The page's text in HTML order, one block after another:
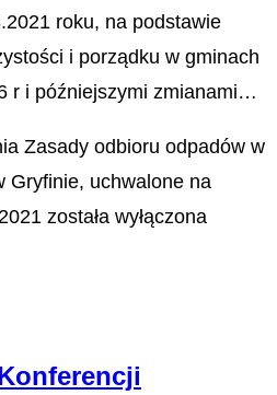
roku, na podstawie
i porządku w gminach
r i późniejszymi zmianami…
Zasady odbioru odpadów w
Gryfinie, uchwalone na
została wyłączona